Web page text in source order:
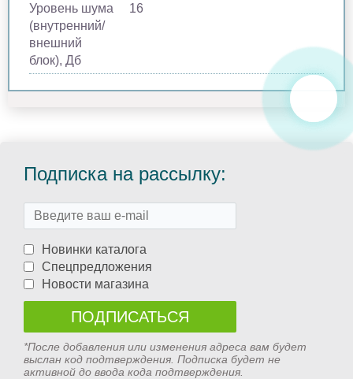
Уровень шума
(внутренний/
внешний
блок), Дб
16
Подписка на рассылку:
Новинки каталога
Спецпредложения
Новости магазина
*После добавления или изменения адреса вам будет
выслан код подтверждения. Подписка будет не
активной до ввода кода подтверждения.